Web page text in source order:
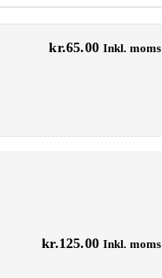
kr.65.00 Inkl. moms
kr.125.00 Inkl. moms